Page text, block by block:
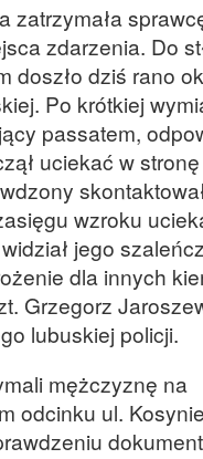
zatrzymała
zdarzenia. Do
doszło dziś rano
Po krótkiej
passatem,
uciekać w
wzroku
jego
dla innych
Grzegorz
lubuskiej policji.
mężczyznę na
odcinku ul.